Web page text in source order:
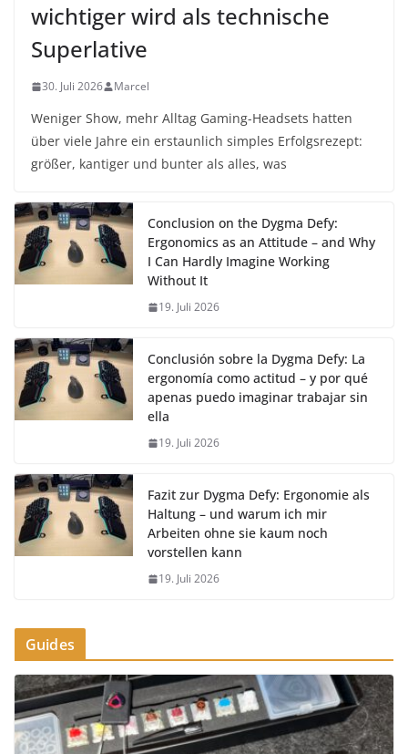
wichtiger wird als technische
Superlative
30. Juli 2026 Marcel
Weniger Show, mehr Alltag Gaming-Headsets hatten
über viele Jahre ein erstaunlich simples Erfolgsrezept:
größer, kantiger und bunter als alles, was
Conclusion on the Dygma Defy:
Ergonomics as an Attitude – and Why
I Can Hardly Imagine Working
Without It
19. Juli 2026
Conclusión sobre la Dygma Defy: La
ergonomía como actitud – y por qué
apenas puedo imaginar trabajar sin
ella
19. Juli 2026
Fazit zur Dygma Defy: Ergonomie als
Haltung – und warum ich mir
Arbeiten ohne sie kaum noch
vorstellen kann
19. Juli 2026
Guides